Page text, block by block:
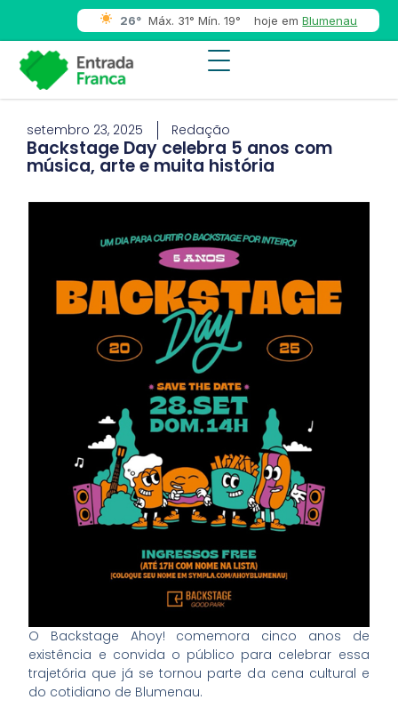
26° Máx. 31° Mín. 19° hoje em Blumenau
setembro 23, 2025 Redação
Backstage Day celebra 5 anos com
música, arte e muita história
O Backstage Ahoy! comemora cinco anos de
existência e convida o público para celebrar essa
trajetória que já se tornou parte da cena cultural e
do cotidiano de Blumenau.